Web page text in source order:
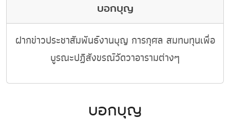
บอกบุญ
ฝากข่าวประชาสัมพันธ์งานบุญ การกุศล สมทบทุนเพื่อ
บูรณะปฏิสังขรณ์วัดวาอารามต่างๆ
บอกบุญ